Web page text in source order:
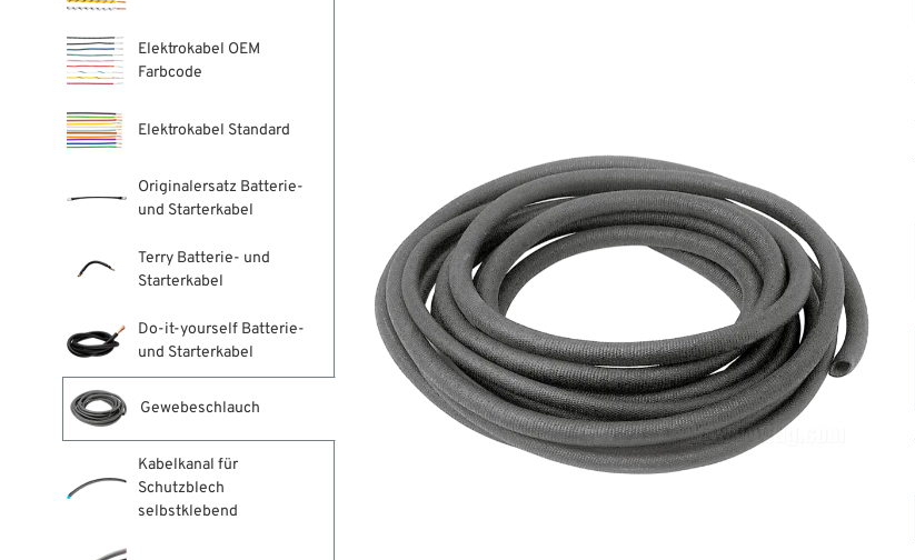
Elektrokabel OEM
Farbcode
Elektrokabel Standard
Originalersatz Batterie-
und Starterkabel
Terry Batterie- und
Starterkabel
Do-it-yourself Batterie-
und Starterkabel
Gewebeschlauch
Kabelkanal für
Schutzblech
selbstklebend